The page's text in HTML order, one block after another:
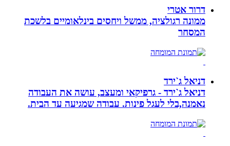
דרור אטרי
ממונה רגולציה, ממשל ויחסים בינלאומיים בלשכת
המסחר
דניאל ג`ירד
דניאל ג`ירד - גרפיקאי ומעצב, עושה את העבודה
נאמנה,בלי לעגל פינות. עבודה שמגיעה עד הבית.